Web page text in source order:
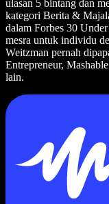
ulasan 5 bintang dan
kategori Berita &
dalam Forbes 30
mesra untuk individu
Weitzman pernah
Entrepreneur,
lain.